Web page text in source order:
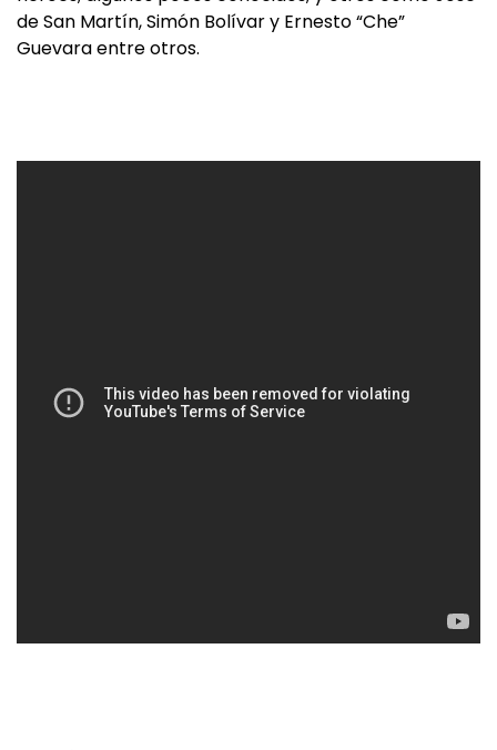
de San Martín, Simón Bolívar y Ernesto “Che”
Guevara entre otros.